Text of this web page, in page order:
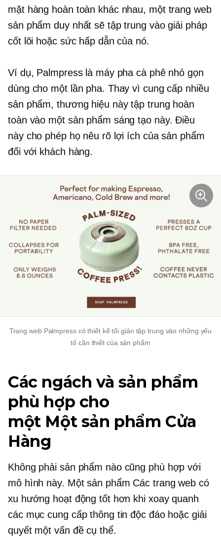
mặt hàng hoàn toàn khác nhau, một trang web
sản phẩm duy nhất sẽ tập trung vào giải pháp
cốt lõi hoặc sức hấp dẫn của nó.
Ví dụ, Palmpress là máy pha cà phê nhỏ gọn
dùng cho một lần pha. Thay vì cung cấp nhiều
sản phẩm, thương hiệu này tập trung hoàn
toàn vào một sản phẩm sáng tạo này. Điều
này cho phép họ nêu rõ lợi ích của sản phẩm
đối với khách hàng.
Trang web Palmpress có thiết kế tối giản tập trung vào những yếu
tố cần thiết của sản phẩm
Các ngách và sản phẩm
phù hợp cho
một Một sản phẩm Cửa
Hàng
Không phải sản phẩm nào cũng phù hợp với
mô hình này. Một sản phẩm Các trang web có
xu hướng hoạt động tốt hơn khi xoay quanh
các mục cung cấp thông tin độc đáo hoặc giải
quyết một vấn đề cụ thể.